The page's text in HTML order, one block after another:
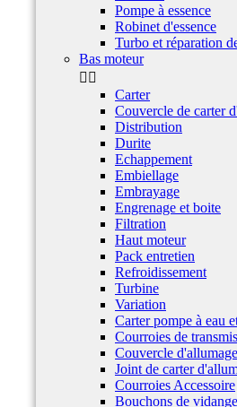
Pompe à essence
Robinet d'essence
Turbo et réparation
Bas moteur
 
Carter
Couvercle de carter
Distribution
Durite
Echappement
Embiellage
Embrayage
Engrenage et boite
Filtration
Haut moteur
Pack entretien
Refroidissement
Turbine
Variation
Carter pompe à eau
Courroies de
Couvercle d'allumage
Joint de carter
Courroies Accessoire
Bouchons de